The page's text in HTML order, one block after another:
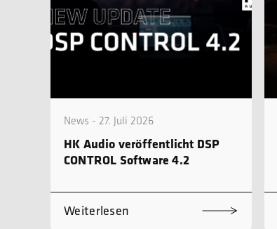
News - 27. Juli 2026
HK Audio veröffentlicht DSP
CONTROL Software 4.2
Weiterlesen